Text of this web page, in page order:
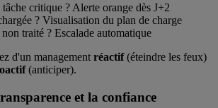
critique ? Alerte orange dès J+2
? Visualisation du plan de charge
traité ? Escalade automatique
d'un management réactif(éteindre les feux)
(anticiper).
et la confiance